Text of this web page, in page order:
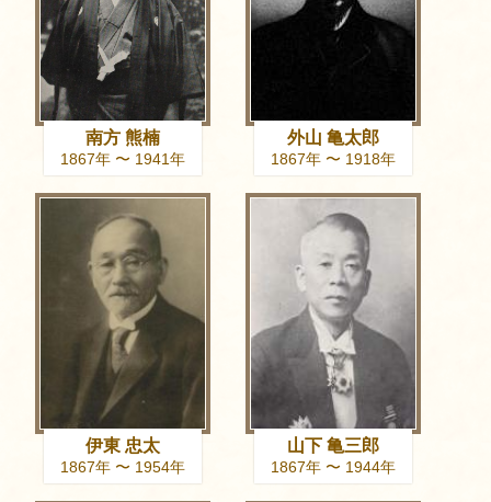
南方 熊楠
1867年 〜 1941年
外山 亀太郎
1867年 〜 1918年
伊東 忠太
1867年 〜 1954年
山下 亀三郎
1867年 〜 1944年